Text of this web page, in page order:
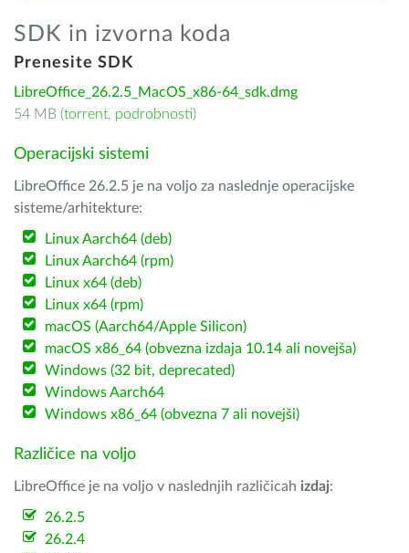
SDK in izvorna koda
Prenesite SDK
LibreOffice_26.2.5_MacOS_x86-64_sdk.dmg
54 MB (torrent, podrobnosti)
Operacijski sistemi
LibreOffice 26.2.5 je na voljo za naslednje operacijske
sisteme/arhitekture:
Linux Aarch64 (deb)
Linux Aarch64 (rpm)
Linux x64 (deb)
Linux x64 (rpm)
macOS (Aarch64/Apple Silicon)
macOS x86_64 (obvezna izdaja 10.14 ali novejša)
Windows (32 bit, deprecated)
Windows Aarch64
Windows x86_64 (obvezna 7 ali novejši)
Različice na voljo
LibreOffice je na voljo v naslednjih različicah izdaj:
26.2.5
26.2.4